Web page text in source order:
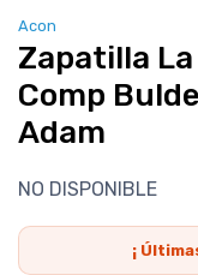
Acon
Zapatilla
Comp
Adam
NO DISPONIBLE
¡